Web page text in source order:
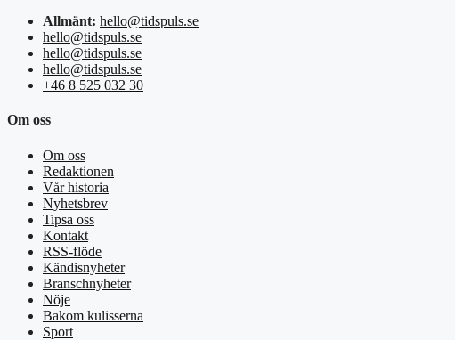
Allmänt: hello@tidspuls.se
hello@tidspuls.se
hello@tidspuls.se
hello@tidspuls.se
+46 8 525 032 30
Om oss
Om oss
Redaktionen
Vår historia
Nyhetsbrev
Tipsa oss
Kontakt
RSS-flöde
Kändisnyheter
Branschnyheter
Nöje
Bakom kulisserna
Sport